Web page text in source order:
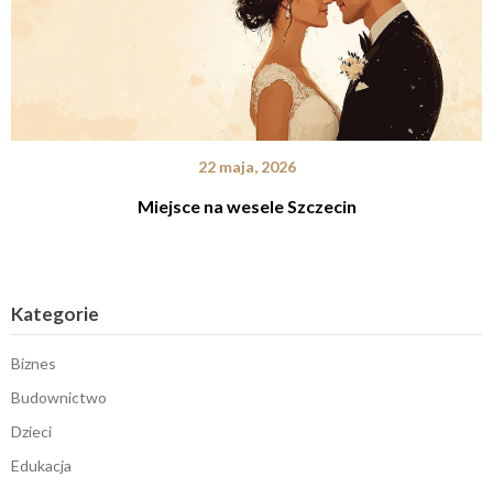
22 maja, 2026
Miejsce na wesele Szczecin
Kategorie
Biznes
Budownictwo
Dzieci
Edukacja